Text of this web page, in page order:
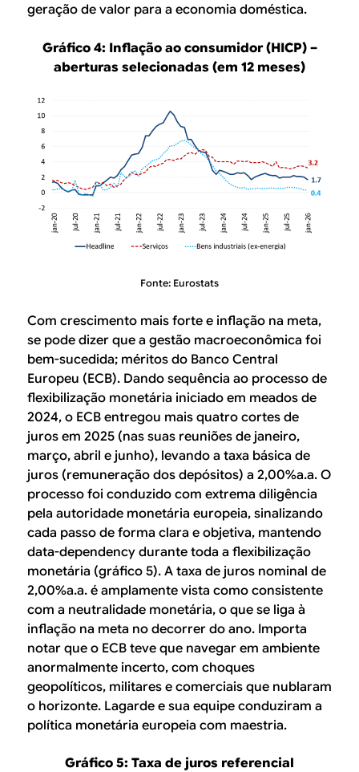
geração de valor para a economia doméstica.
Gráfico 4: Inflação ao consumidor (HICP) –
aberturas selecionadas (em 12 meses)
Fonte: Eurostats
Com crescimento mais forte e inflação na meta,
se pode dizer que a gestão macroeconômica foi
bem-sucedida; méritos do Banco Central
Europeu (ECB). Dando sequência ao processo de
flexibilização monetária iniciado em meados de
2024, o ECB entregou mais quatro cortes de
juros em 2025 (nas suas reuniões de janeiro,
março, abril e junho), levando a taxa básica de
juros (remuneração dos depósitos) a 2,00%a.a. O
processo foi conduzido com extrema diligência
pela autoridade monetária europeia, sinalizando
cada passo de forma clara e objetiva, mantendo
data-dependency durante toda a flexibilização
monetária (gráfico 5). A taxa de juros nominal de
2,00%a.a. é amplamente vista como consistente
com a neutralidade monetária, o que se liga à
inflação na meta no decorrer do ano. Importa
notar que o ECB teve que navegar em ambiente
anormalmente incerto, com choques
geopolíticos, militares e comerciais que nublaram
o horizonte. Lagarde e sua equipe conduziram a
política monetária europeia com maestria.
Gráfico 5: Taxa de juros referencial